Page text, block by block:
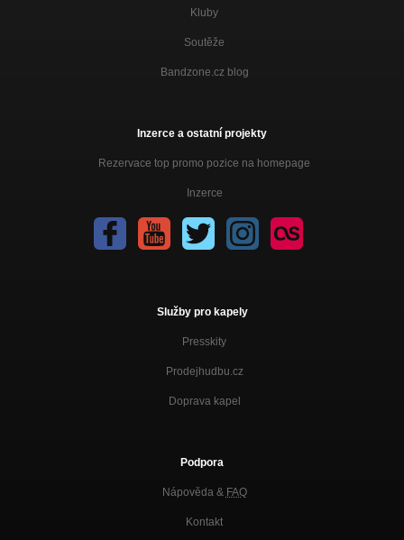
Kluby
Soutěže
Bandzone.cz blog
Inzerce a ostatní projekty
Rezervace top promo pozice na homepage
Inzerce
Služby pro kapely
Presskity
Prodejhudbu.cz
Doprava kapel
Podpora
Nápověda & FAQ
Kontakt